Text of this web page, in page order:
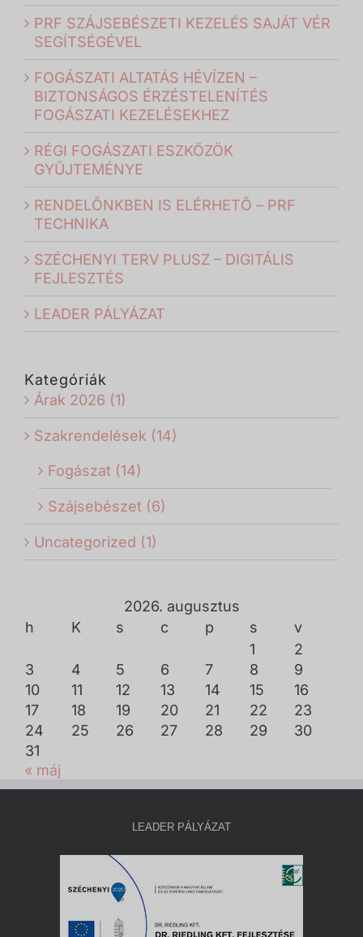
PRF SZÁJSEBÉSZETI KEZELÉS SAJÁT VÉR
SEGÍTSÉGÉVEL
FOGÁSZATI ALTATÁS HÉVÍZEN –
BIZTONSÁGOS ÉRZÉSTELENÍTÉS
FOGÁSZATI KEZELÉSEKHEZ
RÉGI FOGÁSZATI ESZKÖZÖK
GYŰJTEMÉNYE
RENDELŐNKBEN IS ELÉRHETŐ – PRF
TECHNIKA
SZÉCHENYI TERV PLUSZ – DIGITÁLIS
FEJLESZTÉS
LEADER PÁLYÁZAT
Kategóriák
Árak 2026 (1)
Szakrendelések (14)
Fogászat (14)
Szájsebészet (6)
Uncategorized (1)
2026. augusztus
h
K s c p s
v
1
2
3
4 5 6 7 8
9
10
11 12 13 14 15
16
17
18 19 20 21 22
23
24
25 26 27 28 29
30
31
« máj
LEADER PÁLYÁZAT